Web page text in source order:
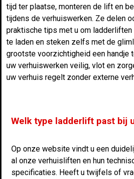
tijd ter plaatse, monteren de lift en
tijdens de verhuiswerken. Ze delen
praktische tips met u om
te laden en steken zelfs met de
grootste voorzichtigheid een handje
uw verhuiswerken veilig, vlot en
uw verhuis regelt zonder externe
Welk type ladderlift past bij
Op onze website vindt u een
al onze verhuisliften en hun
specificaties. Heeft u twijfels of